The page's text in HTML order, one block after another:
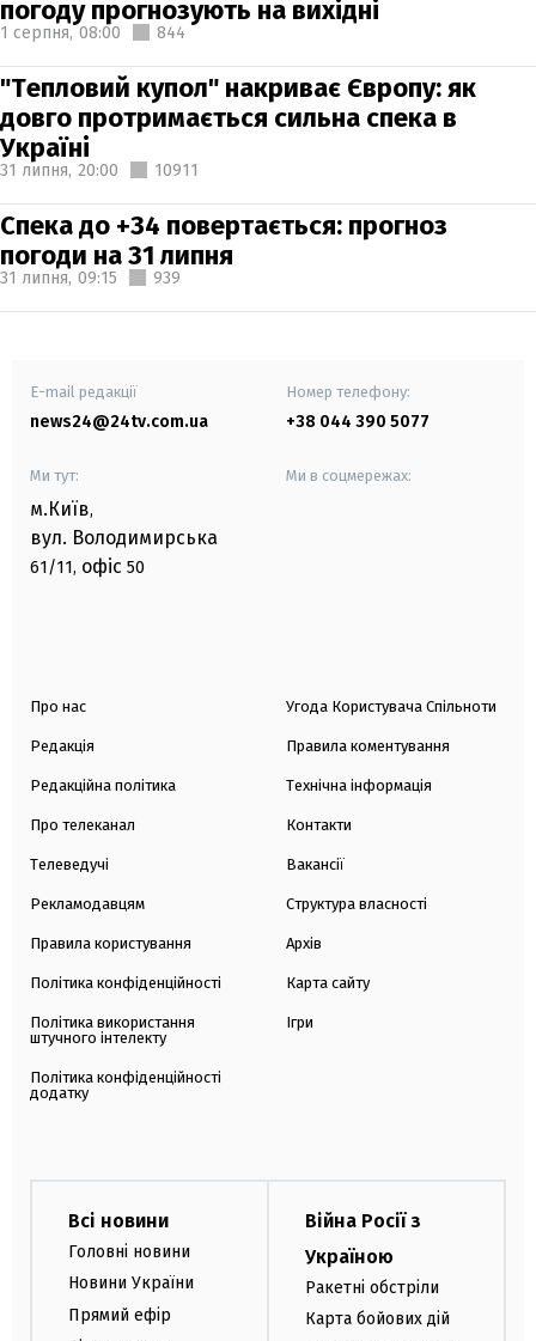
погоду прогнозують на вихідні
1 серпня, 08:00 844
"Тепловий купол" накриває Європу: як
довго протримається сильна спека в
Україні
31 липня, 20:00 10911
Спека до +34 повертається: прогноз
погоди на 31 липня
31 липня, 09:15 939
E-mail редакції
news24@24tv.com.ua
Номер телефону:
+38 044 390 5077
Ми тут:
м.Київ,
вул. Володимирська
61/11, офіс 50
Ми в соцмережах:
Про нас
Редакція
Редакційна політика
Про телеканал
Телеведучі
Рекламодавцям
Правила користування
Політика конфіденційності
Політика використання
штучного інтелекту
Політика конфіденційності
додатку
Угода Користувача Спільноти
Правила коментування
Технічна інформація
Контакти
Вакансії
Структура власності
Архів
Карта сайту
Ігри
Всі новини
Головні новини
Новини України
Прямий ефір
Війна Росії з
Україною
Ракетні обстріли
Карта бойових дій